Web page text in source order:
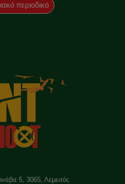
περιοδικό
5, 3065, Λεμεσός